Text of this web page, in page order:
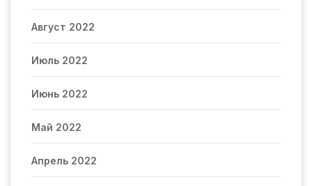
Август 2022
Июль 2022
Июнь 2022
Май 2022
Апрель 2022